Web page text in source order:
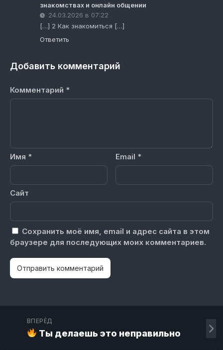
знакомствах и онлайн общении
24.03.2026 в 07:22
[…] 2 Как знакомиться […]
Ответить
Добавить комментарий
Комментарий *
Имя * Email *
Сайт
Сохранить моё имя, email и адрес сайта в этом
браузере для последующих моих комментариев.
ВПЕРЁД
Ты делаешь это неправильно